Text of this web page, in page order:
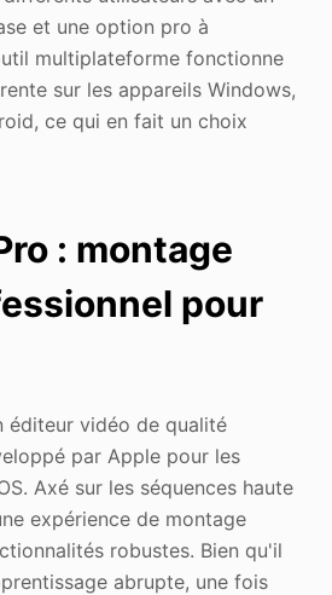
et une option pro à
multiplateforme fonctionne
sur les appareils Windows,
ce qui en fait un choix
: montage
pour
éditeur vidéo de qualité
par Apple pour les
Axé sur les séquences haute
expérience de montage
robustes. Bien qu'il
abrupte, une fois